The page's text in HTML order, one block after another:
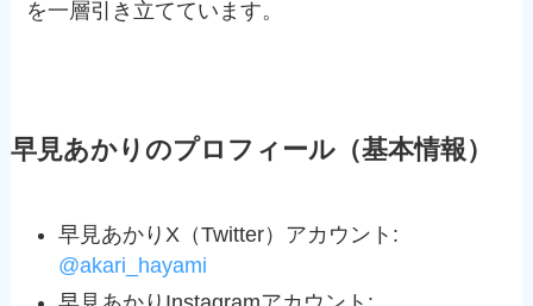
を一層引き立てています。
早見あかりのプロフィール（基本情報）
早見あかりX（Twitter）アカウント:
@akari_hayami